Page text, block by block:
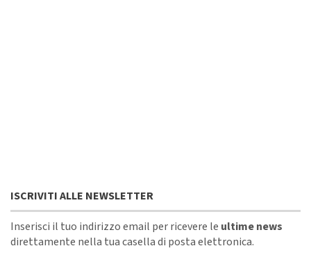
ISCRIVITI ALLE NEWSLETTER
Inserisci il tuo indirizzo email per ricevere le ultime news
direttamente nella tua casella di posta elettronica.